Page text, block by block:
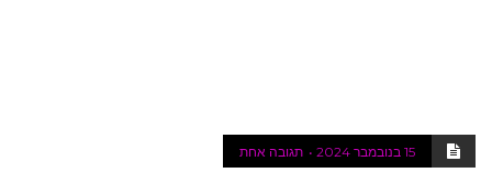
15 בנובמבר 2024 תגובה אחת